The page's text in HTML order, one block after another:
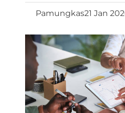
Pamungkas21 Jan